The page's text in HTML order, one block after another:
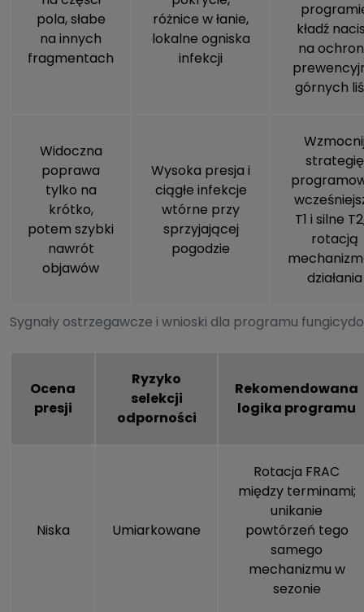
Sygnały ostrzegawcze i wnioski dla programu
pola, słabe
na innych
fragmentach
różnice w łanie,
lokalne ogniska
infekcji
kładź
na
górnych
Widoczna
poprawa
tylko na
krótko,
potem szybki
nawrót
objawów
Wysoka presja i
ciągłe infekcje
wtórne przy
sprzyjającej
pogodzie
strategię
T1 i silne
rotacją
działania
Ocena
presji
Ryzyko
selekcji
odporności
Rekomendowana
logika programu
Niska Umiarkowane
Rotacja FRAC
między terminami;
unikanie
powtórzeń tego
samego
mechanizmu w
sezonie